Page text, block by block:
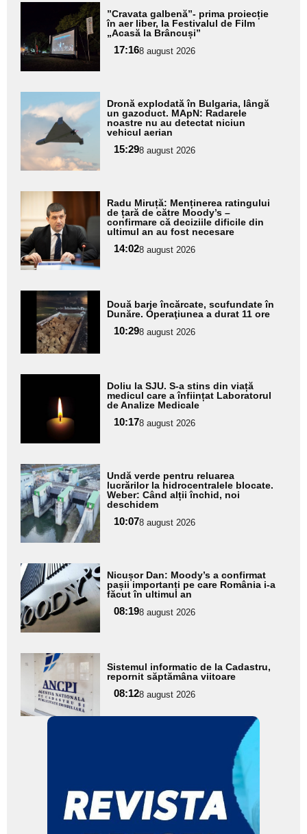
Adaugă
aici textul
pentru
subtitlu
”Cravata galbenă”- prima proiecție
în aer liber, la Festivalul de Film
„Acasă la Brâncuși”
17:168 august 2026
Adaugă
aici textul
pentru
subtitlu
Dronă explodată în Bulgaria, lângă
un gazoduct. MApN: Radarele
noastre nu au detectat niciun
vehicul aerian
15:298 august 2026
Adaugă
aici textul
pentru
subtitlu
Radu Miruță: Menținerea ratingului
de țară de către Moody’s –
confirmare că deciziile dificile din
ultimul an au fost necesare
14:028 august 2026
Adaugă
aici textul
pentru
subtitlu
Două barje încărcate, scufundate în
Dunăre. Operaţiunea a durat 11 ore
10:298 august 2026
aici textul
pentru
subtitlu
Doliu la SJU. S-a stins din viață
medicul care a înființat Laboratorul
de Analize Medicale
10:178 august 2026
Adaugă
aici textul
pentru
subtitlu
Undă verde pentru reluarea
lucrărilor la hidrocentralele blocate.
Weber: Când alții închid, noi
deschidem
10:078 august 2026
Adaugă
aici textul
pentru
subtitlu
Nicușor Dan: Moody’s a confirmat
pașii importanți pe care România i-a
făcut în ultimul an
08:198 august 2026
Adaugă
aici textul
pentru
subtitlu
Sistemul informatic de la Cadastru,
repornit săptămâna viitoare
08:128 august 2026